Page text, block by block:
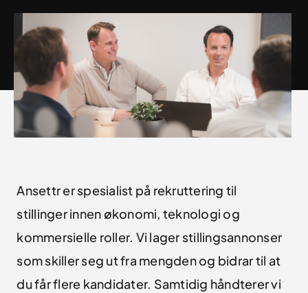
Ansettr er spesialist på rekruttering til
stillinger innen økonomi, teknologi og
kommersielle roller. Vi lager stillingsannonser
som skiller seg ut fra mengden og bidrar til at
du får flere kandidater. Samtidig håndterer vi